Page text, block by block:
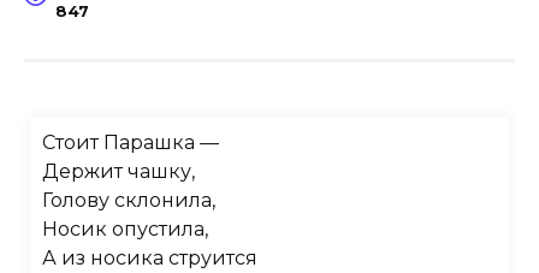
847
Стоит Парашка —
Держит чашку,
Голову склонила,
Носик опустила,
А из носика струится